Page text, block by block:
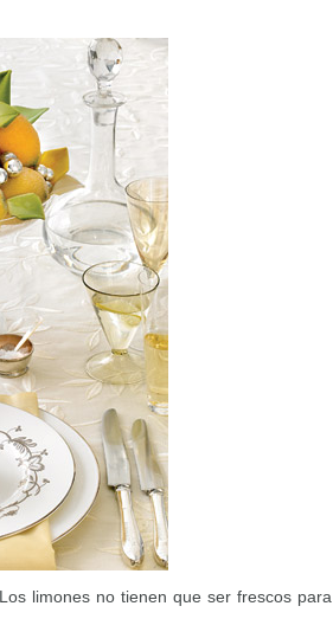
limones no tienen que ser frescos para